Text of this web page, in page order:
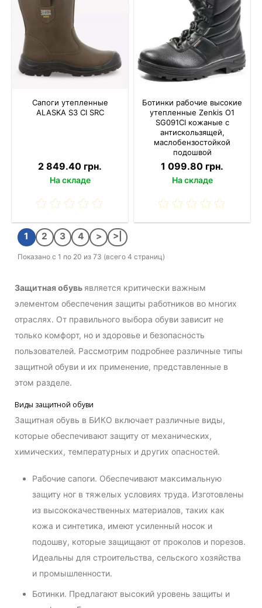
Сапоги утепленные
ALASKA S3 CI SRC
2 849.40 грн.
На складе
Ботинки рабочие высокие
утепленные Zenkis О1
SG091СІ кожаные с
антискользящей,
маслобензостойкой
подошвой
1 099.80 грн.
На складе
1 2 3 4 > >|
Показано с 1 по 20 из 73 (всего 4 страниц)
Защитная обувь является критически важным
элементом обеспечения защиты работников во многих
отраслях. От правильного выбора обуви зависит не
только комфорт, но и здоровье и безопасность
пользователей. Рассмотрим подробнее различные типы
защитной обуви и их применение, представленные в
этом разделе.
Виды защитной обуви
Защитная обувь в БИКО включает различные виды,
которые обеспечивают защиту от механических,
химических, температурных и других опасностей.
Рабочие сапоги. Обеспечивают максимальную
защиту ног в тяжелых условиях труда. Изготовлены
из высококачественных материалов, таких как
кожа и синтетика, имеют усиленный носок и
подошву, которые защищают от проколов и порезов.
Идеальны для строительства, сельского хозяйства
и промышленности.
Ботинки. Предлагают высокий уровень защиты и